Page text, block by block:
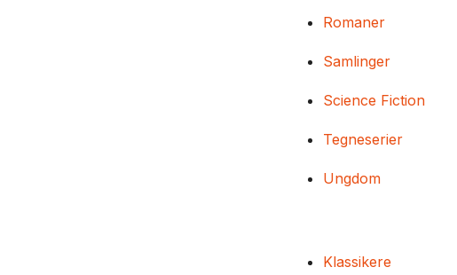
Romaner
Samlinger
Science Fiction
Tegneserier
Ungdom
Klassikere